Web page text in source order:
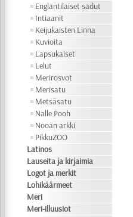
Englantilaiset sadut
Intiaanit
Keijukaisten Linna
Kuvioita
Lapsukaiset
Lelut
Merirosvot
Merisatu
Metsäsatu
Nalle Pooh
Nooan arkki
PikkuZOO
Latinos
Lauseita ja kirjaimia
Logot ja merkit
Lohikäärmeet
Meri
Meri-illuusiot